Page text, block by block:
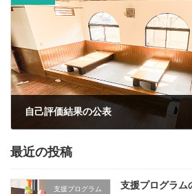
自己評価結果の公表
最近の投稿
支援プログラム 支援プログラム